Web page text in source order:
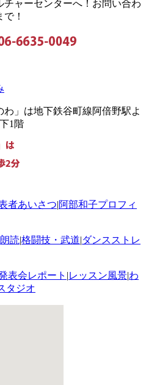
者あいさつ|阿部和子プロフィ
朗読|格闘技・武道|ダンスストレ
表会レポート |レッスン風景|わ
タジオ